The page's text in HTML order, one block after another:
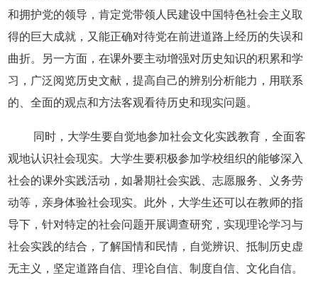
和拥护党的领导，肯定党带领人民建设中国特色社会主义取
得的巨大成就，又能正确对待党在前进道路上经历的失误和
曲折。另一方面，在课外要主动增强对历史知识的积累和学
习，广泛阅览历史文献，提高自己的辨别分析能力，用联系
的、全面的观点和方法客观看待历史和现实问题。
同时，大学生要自觉地参加社会文化实践教育，全面客
观地认识社会现实。大学生要积极参加学校组织的能够深入
社会的课外实践活动，如暑期社会实践、志愿服务、义务劳
动等，亲身体验社会现实。此外，大学生还可以在教师的指
导下，针对特定的社会问题开展调查研究，实现理论学习与
社会实践的结合，了解国情和民情，自觉辨识、抵制历史虚
无主义，坚定道路自信、理论自信、制度自信、文化自信。